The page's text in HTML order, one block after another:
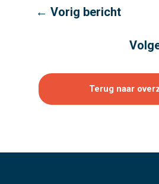
← Vorig bericht
Terug naar